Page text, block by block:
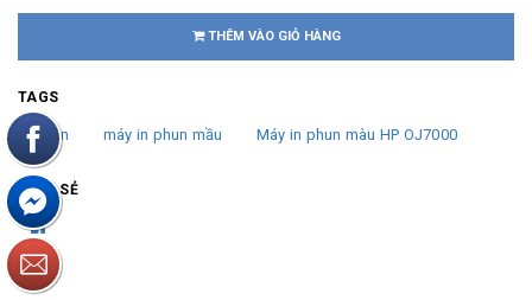
THÊM VÀO GIỎ HÀNG
TAGS
máy in máy in phun mầu Máy in phun màu HP OJ7000
CHIA SẺ